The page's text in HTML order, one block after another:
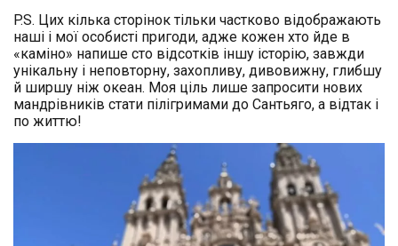
P.S. Цих кілька сторінок тільки частково відображають
наші і мої особисті пригоди, адже кожен хто йде в
«каміно» напише сто відсотків іншу історію, завжди
унікальну і неповторну, захопливу, дивовижну, глибшу
й ширшу ніж океан. Моя ціль лише запросити нових
мандрівників стати пілігримами до Сантьяго, а відтак і
по життю!